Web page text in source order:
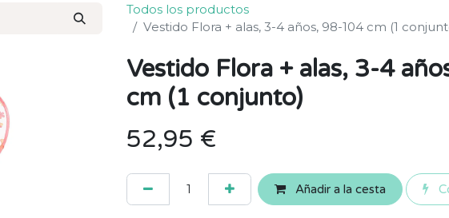
Todos los productos
Vestido Flora + alas, 3-4 años, 98-104 cm (1
Vestido Flora + alas, 3-4
cm (1 conjunto)
52,95 €
Añadir a la cesta